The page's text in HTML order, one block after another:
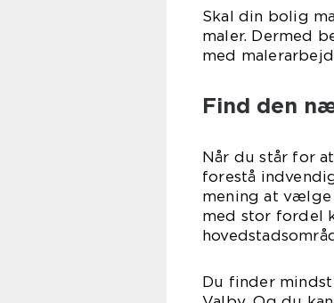
Skal din bolig
maler. Dermed
med
Find den
Når du står for
forestå
mening at vælge
med stor fordel
Du finder